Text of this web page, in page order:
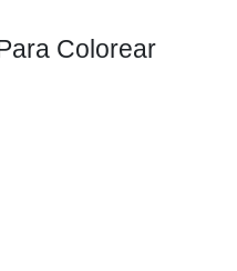
Colorear